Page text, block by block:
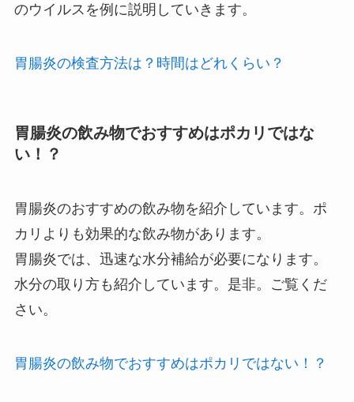
のウイルスを例に説明していきます。
胃腸炎の検査方法は？時間はどれくらい？
胃腸炎の飲み物でおすすめはポカリではな
い！？
胃腸炎のおすすめの飲み物を紹介しています。ポ
カリよりも効果的な飲み物があります。
胃腸炎では、迅速な水分補給が必要になります。
水分の取り方も紹介しています。是非。ご覧くだ
さい。
胃腸炎の飲み物でおすすめはポカリではない！？